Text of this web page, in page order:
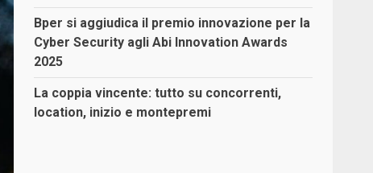
Bper si aggiudica il premio innovazione per la
Cyber Security agli Abi Innovation Awards
2025
La coppia vincente: tutto su concorrenti,
location, inizio e montepremi